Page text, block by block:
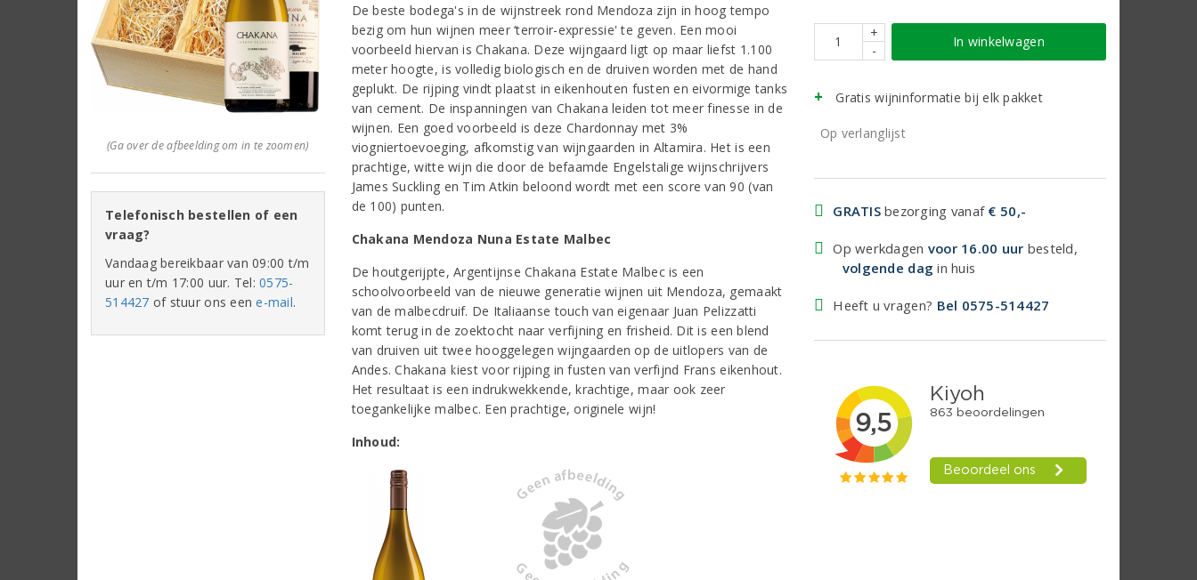
(Ga over de afbeelding om in te zoomen)
Telefonisch bestellen of een
vraag?
Vandaag bereikbaar van 09:00 t/m
uur en t/m 17:00 uur. Tel:0575-
514427 of stuur ons eene-mail.
De beste bodega's in de wijnstreek rond Mendoza zijn in hoog tempo
bezig om hun wijnen meer ‘terroir-expressie' te geven. Een mooi
voorbeeld hiervan is Chakana. Deze wijngaard ligt op maar liefst 1.100
meter hoogte, is volledig biologisch en de druiven worden met de hand
geplukt. De rijping vindt plaatst in eikenhouten fusten en eivormige tanks
van cement. De inspanningen van Chakana leiden tot meer finesse in de
wijnen. Een goed voorbeeld is deze Chardonnay met 3%
viogniertoevoeging, afkomstig van wijngaarden in Altamira. Het is een
prachtige, witte wijn die door de befaamde Engelstalige wijnschrijvers
James Suckling en Tim Atkin beloond wordt met een score van 90 (van
de 100) punten.
Chakana Mendoza Nuna Estate Malbec
De houtgerijpte, Argentijnse Chakana Estate Malbec is een
schoolvoorbeeld van de nieuwe generatie wijnen uit Mendoza, gemaakt
van de malbecdruif. De Italiaanse touch van eigenaar Juan Pelizzatti
komt terug in de zoektocht naar verfijning en frisheid. Dit is een blend
van druiven uit twee hooggelegen wijngaarden op de uitlopers van de
Andes. Chakana kiest voor rijping in fusten van verfijnd Frans eikenhout.
Het resultaat is een indrukwekkende, krachtige, maar ook zeer
toegankelijke malbec. Een prachtige, originele wijn!
Inhoud:
+
-
In winkelwagen
Gratis wijninformatie bij elk pakket
Op verlanglijst
GRATISbezorging vanaf € 50,-
Op werkdagen voor 16.00 uur besteld,
volgende dag in huis
Heeft u vragen? Bel 0575-514427